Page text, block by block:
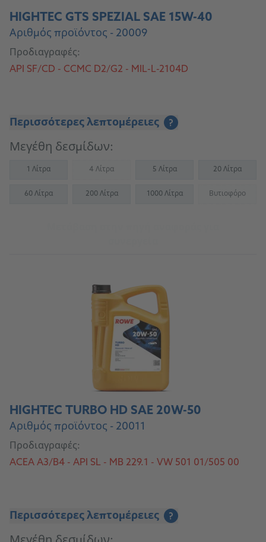
HIGHTEC GTS SPEZIAL SAE 15W-40
Αριθμός προϊόντος - 20009
Προδιαγραφές:
API SF/CD - CCMC D2/G2 - MIL-L-2104D
Περισσότερες λεπτομέρειες ?
Μεγέθη δεσμίδων:
1 Λίτρα 4 Λίτρα(Not available) 5 Λίτρα 20 Λίτρα
60 Λίτρα 200 Λίτρα 1000 Λίτρα Βυτιοφόρο
(Not
HIGHTEC TURBO HD SAE 20W-50
Αριθμός προϊόντος - 20011
Προδιαγραφές:
ACEA A3/B4 - API SL - MB 229.1 - VW 501 01/505 00
Περισσότερες λεπτομέρειες ?